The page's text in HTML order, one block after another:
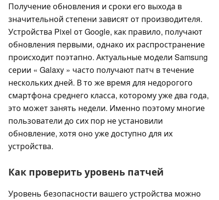
Получение обновления и сроки его выхода в
значительной степени зависят от производителя.
Устройства Pixel от Google, как правило, получают
обновления первыми, однако их распространение
происходит поэтапно. Актуальные модели Samsung
серии « Galaxy » часто получают патч в течение
нескольких дней. В то же время для недорогого
смартфона среднего класса, которому уже два года,
это может занять недели. Именно поэтому многие
пользователи до сих пор не установили
обновление, хотя оно уже доступно для их
устройства.
Как проверить уровень патчей
Уровень безопасности вашего устройства можно